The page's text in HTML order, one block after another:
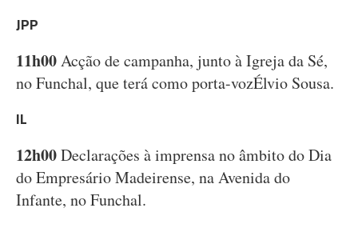
JPP
11h00Acção de campanha, junto à Igreja da Sé,
no Funchal, que terá como porta-vozÉlvio Sousa.
IL
12h00Declarações à imprensa no âmbito do Dia
do Empresário Madeirense, na Avenida do
Infante, no Funchal.